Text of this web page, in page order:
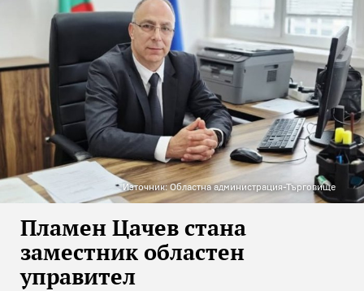
Източник: Областна администрация-Търговище
Пламен Цачев стана
заместник областен
управител